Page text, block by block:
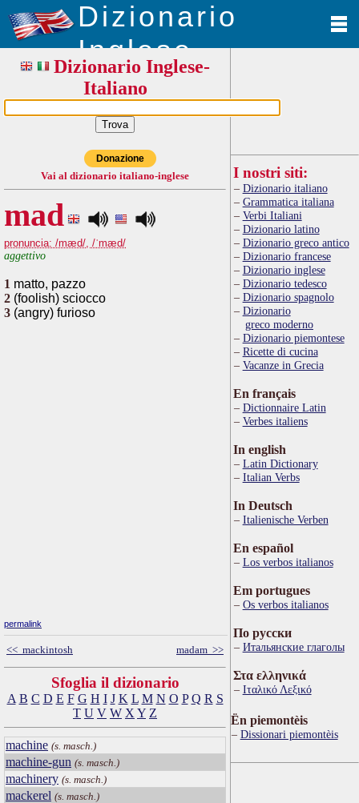
Dizionario
Inglese
Dizionario Inglese-
Italiano
Donazione
Vai al dizionario italiano-inglese
mad
pronuncia: /mæd/, /ˈmæd/
aggettivo
1 matto, pazzo
2 (foolish) sciocco
3 (angry) furioso
permalink
<< mackintosh madam >>
Sfoglia il dizionario
A B C D E F G H I J K L M N O P Q R S
T U V W X Y Z
machine (s. masch.)
machine-gun (s. masch.)
machinery (s. masch.)
mackerel (s. masch.)
I nostri siti:
Dizionario italiano
Grammatica italiana
Verbi Italiani
Dizionario latino
Dizionario greco antico
Dizionario francese
Dizionario inglese
Dizionario tedesco
Dizionario spagnolo
Dizionario
greco moderno
Dizionario piemontese
Ricette di cucina
Vacanze in Grecia
En français
Dictionnaire Latin
Verbes italiens
In english
Latin Dictionary
Italian Verbs
In Deutsch
Italienische Verben
En español
Los verbos italianos
Em portugues
Os verbos italianos
По русски
Итальянские глаголы
Στα ελληνικά
Ιταλικό Λεξικό
Ën piemontèis
Dissionari piemontèis